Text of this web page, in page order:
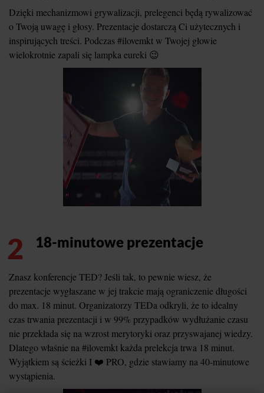
Dzięki mechanizmowi grywalizacji, prelegenci będą rywalizować
o Twoją uwagę i głosy. Prezentacje dostarczą Ci użytecznych i
inspirujących treści. Podczas #ilovemkt w Twojej głowie
wielokrotnie zapali się lampka eureki 😉
2 18-minutowe prezentacje
Znasz konferencje TED? Jeśli tak, to pewnie wiesz, że
prezentacje wygłaszane w jej trakcie mają ograniczenie długości
do max. 18 minut. Organizatorzy TEDa odkryli, że to idealny
czas trwania prezentacji i w 99% przypadków wydłużanie czasu
nie przekłada się na wzrost merytoryki oraz przyswajanej wiedzy.
Dlatego właśnie na #ilovemkt każda prelekcja trwa 18 minut.
Wyjątkiem są ścieżki I ❤️ PRO, gdzie stawiamy na 40-minutowe
wystąpienia.